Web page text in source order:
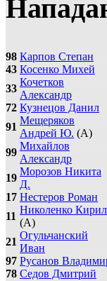
98 Карпов Степан
43 Косенко Михей
33
Кочетков
Александр
72 Кузнецов Данил
91
Мещеряков
Андрей Ю. (А)
99
Михайлов
Александр
19
Морозов Никита
Д.
17 Нестеров Роман
11
Николенко
(А)
21
Огульчанский
Иван
97 Русанов
78 Седов Дмитрий